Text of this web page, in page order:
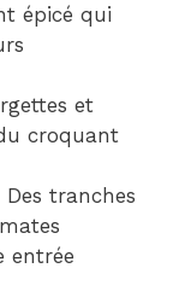
épicé qui
et
croquant
Des tranches
entrée